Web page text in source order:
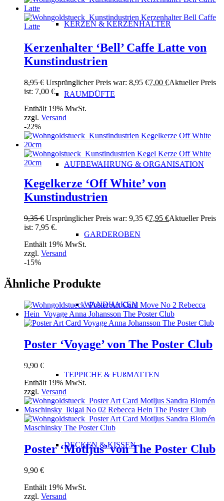
KERZEN & KERZENHALTER
RAUMDÜFTE
AUFBEWAHRUNG & ORGANISATION
GARDEROBEN
WANDHAKEN
TEPPICHE & FUßMATTEN
DECKEN & KISSEN
Kerzenhalter ‘Bell’ Caffe Latte von
Kunstindustrien
8,95€ Ursprünglicher Preis war: 8,95 €7,00 €Aktueller Preis
ist: 7,00 €.
Enthält 19% MwSt.
zzgl. Versand
-22%
Kegelkerze ‘Off White’ von
Kunstindustrien
9,35€ Ursprünglicher Preis war: 9,35 €7,95 €Aktueller Preis
ist: 7,95 €.
Enthält 19% MwSt.
zzgl. Versand
-15%
Ähnliche Produkte
Poster ‘Voyage’ von The Poster Club
9,90 €
Enthält 19% MwSt.
zzgl. Versand
Poster ‘Motljus’ von The Poster Club
9,90 €
Enthält 19% MwSt.
zzgl. Versand